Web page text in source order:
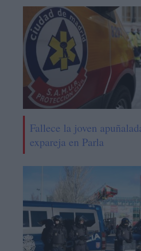
Fallece la joven
expareja en Parla